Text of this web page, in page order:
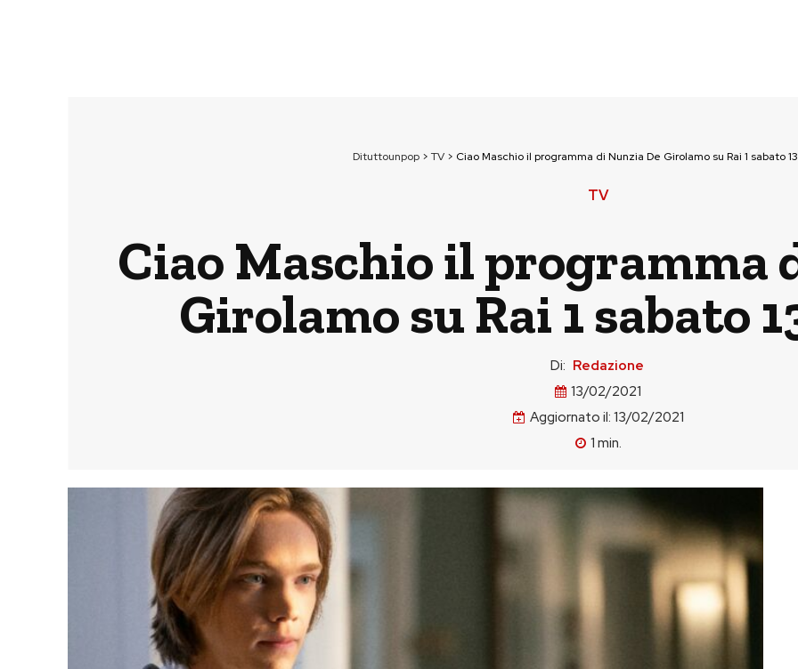
Dituttounpop > TV > Ciao Maschio il programma di Nunzia De Girolamo su Rai 1 sabato
TV
Ciao Maschio il programma
Girolamo su Rai 1 sabato
Di: Redazione
13/02/2021
Aggiornato il: 13/02/2021
1 min.